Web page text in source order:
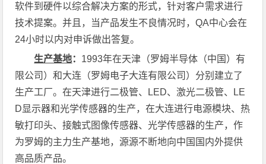
软件到硬件以综合解决方案的形式，针对客户需求进行
技术提案。并且，当产品发生不良情况时，QA中心会在
24小时以内对申诉做出答复。
生产基地： 1993年在天津（罗姆半导体（中国）有
限公司）和大连（罗姆电子大连有限公司）分别建立了
生产工厂。在天津进行二极管、LED、激光二极管、LE
D显示器和光学传感器的生产，在大连进行电源模块、热
敏打印头、接触式图像传感器、光学传感器的生产，作
为罗姆的主力生产基地，源源不断地向中国国内外提供
高品质产品。